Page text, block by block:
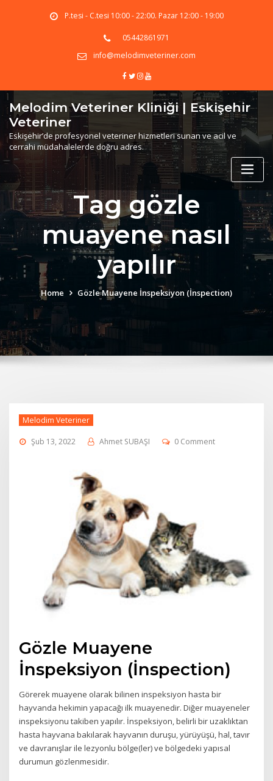
P.tesi - C.tesi 10:00 - 22:00. Pazar 12:00 - 19:00
05442861971
info@melodimveteriner.com
Melodim Veteriner Kliniği | Eskişehir
Veteriner
Eskişehir’de profesyonel veteriner hizmetleri sunan ve acil ve
cerrahi müdahalelerde doğru adres.
Tag gözle
muayene nasıl
yapılır
Home Gözle Muayene İnspeksiyon (İnspection)
Melodim Veteriner
Şub 13, 2022 Ahmet SUBAŞI 0 Comment
Gözle Muayene
İnspeksiyon (İnspection)
Görerek muayene olarak bilinen inspeksiyon hasta bir
hayvanda hekimin yapacağı ilk muayenedir. Diğer muayeneler
inspeksiyonu takiben yapılır. İnspeksiyon, belirli bir uzaklıktan
hasta hayvana bakılarak hayvanın duruşu, yürüyüşü, hal, tavır
ve davranışlar ile lezyonlu bölge(ler) ve bölgedeki yapısal
durumun gözlenmesidir.